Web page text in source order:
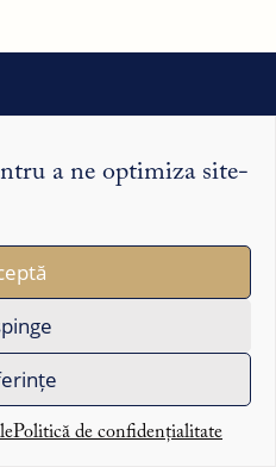
a ne optimiza site-
Politică de confidențialitate